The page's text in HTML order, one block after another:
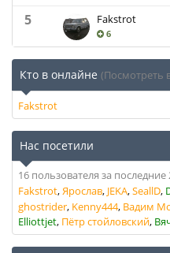
5 Fakstrot
6
Кто в онлайне (Посмотреть
Fakstrot
Нас посетили
16 пользователя за последние
Fakstrot Ярослав JEKA SeallD
ghostrider Kenny444 Вадим
Elliottjet Пётр стойловский